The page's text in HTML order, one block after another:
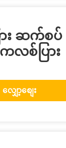
း ဆက်စပ်
လစ်ပြား
လျှော့စျေး